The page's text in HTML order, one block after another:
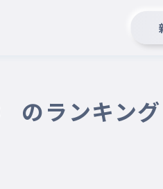
のランキング